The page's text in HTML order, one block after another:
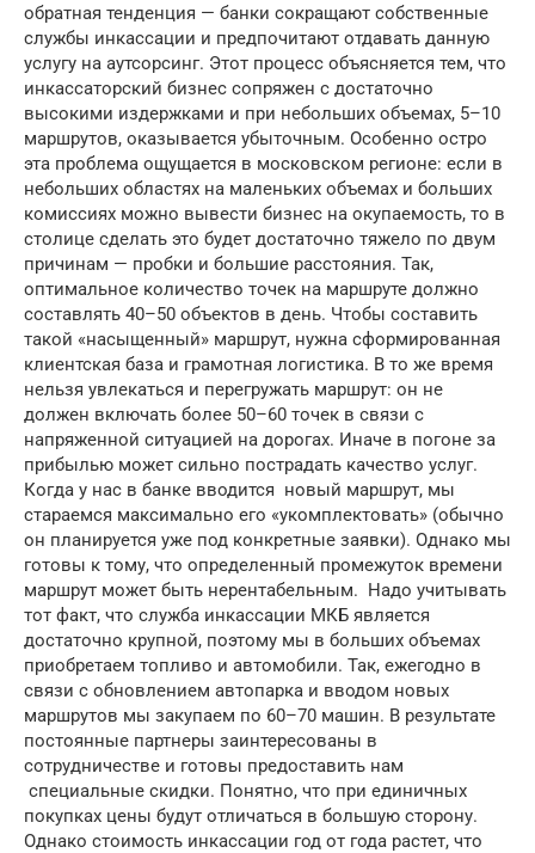
обратная тенденция — банки сокращают собственные
службы инкассации и предпочитают отдавать данную
услугу на аутсорсинг. Этот процесс объясняется тем, что
инкассаторский бизнес сопряжен с достаточно
высокими издержками и при небольших объемах, 5–10
маршрутов, оказывается убыточным. Особенно остро
эта проблема ощущается в московском регионе: если в
небольших областях на маленьких объемах и больших
комиссиях можно вывести бизнес на окупаемость, то в
столице сделать это будет достаточно тяжело по двум
причинам — пробки и большие расстояния. Так,
оптимальное количество точек на маршруте должно
составлять 40–50 объектов в день. Чтобы составить
такой «насыщенный» маршрут, нужна сформированная
клиентская база и грамотная логистика. В то же время
нельзя увлекаться и перегружать маршрут: он не
должен включать более 50–60 точек в связи с
напряженной ситуацией на дорогах. Иначе в погоне за
прибылью может сильно пострадать качество услуг.
Когда у нас в банке вводится новый маршрут, мы
стараемся максимально его «укомплектовать» (обычно
он планируется уже под конкретные заявки). Однако мы
готовы к тому, что определенный промежуток времени
маршрут может быть нерентабельным. Надо учитывать
тот факт, что служба инкассации МКБ является
достаточно крупной, поэтому мы в больших объемах
приобретаем топливо и автомобили. Так, ежегодно в
связи с обновлением автопарка и вводом новых
маршрутов мы закупаем по 60–70 машин. В результате
постоянные партнеры заинтересованы в
сотрудничестве и готовы предоставить нам
специальные скидки. Понятно, что при единичных
покупках цены будут отличаться в большую сторону.
Однако стоимость инкассации год от года растет, что